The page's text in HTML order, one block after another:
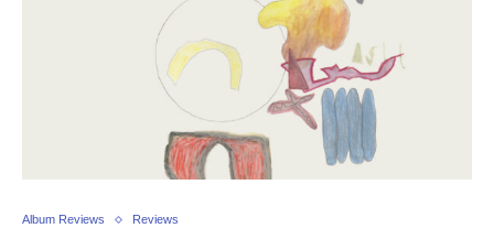
Album Reviews Reviews